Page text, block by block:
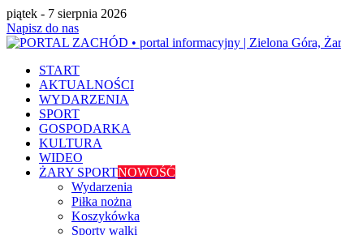
piątek - 7 sierpnia 2026
Napisz do nas
START
AKTUALNOŚCI
WYDARZENIA
SPORT
GOSPODARKA
KULTURA
WIDEO
ŻARY SPORTNOWOŚĆ
Wydarzenia
Piłka nożna
Koszykówka
Sporty walki